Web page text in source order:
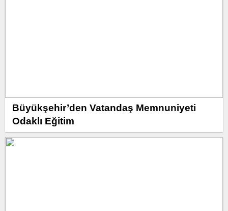
Büyükşehir’den Vatandaş Memnuniyeti
Odaklı Eğitim